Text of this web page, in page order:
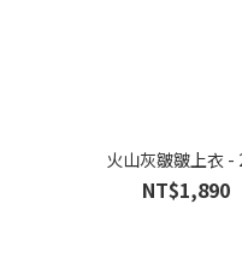
火山灰皺皺上衣 -
NT$1,890